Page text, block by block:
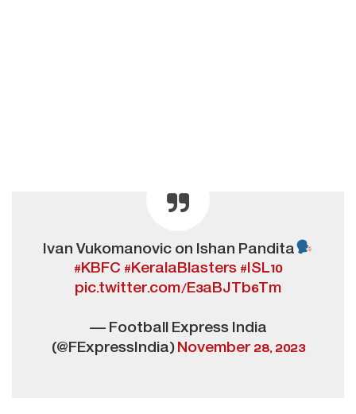
Ivan Vukomanovic on Ishan Pandita
#KBFC #KeralaBlasters #ISL10
pic.twitter.com/E3aBJTb6Tm
— Football Express India
(@FExpressIndia)November 28, 2023